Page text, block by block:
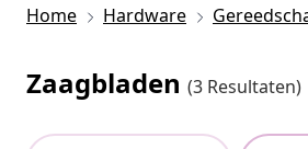
Home Hardware
Zaagbladen (3 Resultaten)